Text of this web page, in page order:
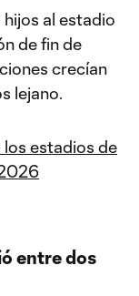
hijos al estadio
de fin de
crecían
lejano.
los estadios de
entre dos